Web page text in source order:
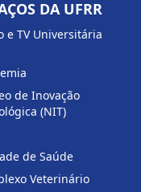
DA UFRR
e TV Universitária
de Inovação
(NIT)
de Saúde
Veterinário